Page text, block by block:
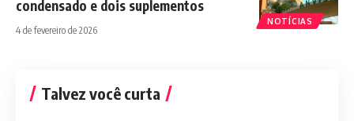
NOTÍCIAS
condensado e dois suplementos
4 de fevereiro de 2026
Talvez você curta